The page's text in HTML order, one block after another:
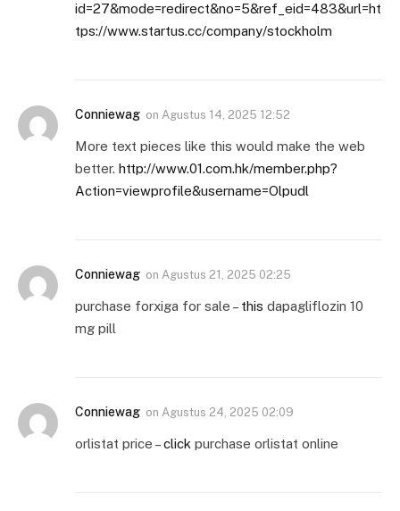
id=27&mode=redirect&no=5&ref_eid=483&url=ht
tps://www.startus.cc/company/stockholm
Conniewag on Agustus 14, 2025 12:52
More text pieces like this would make the web
better. http://www.01.com.hk/member.php?
Action=viewprofile&username=Olpudl
Conniewag on Agustus 21, 2025 02:25
purchase forxiga for sale – this dapagliflozin 10
mg pill
Conniewag on Agustus 24, 2025 02:09
orlistat price –click purchase orlistat online